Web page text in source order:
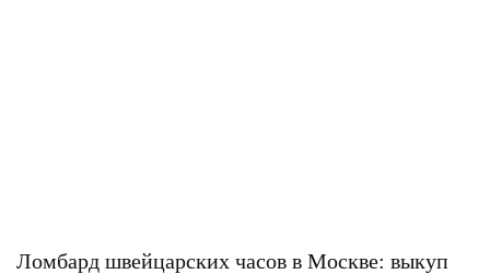
Ломбард швейцарских часов в Москве: выкуп